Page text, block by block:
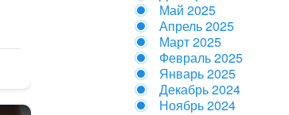
Май 2025
Апрель 2025
Март 2025
Февраль 2025
Январь 2025
Декабрь 2024
Ноябрь 2024